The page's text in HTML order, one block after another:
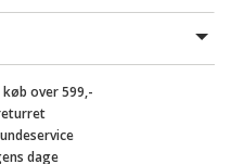
over 599,-
dage